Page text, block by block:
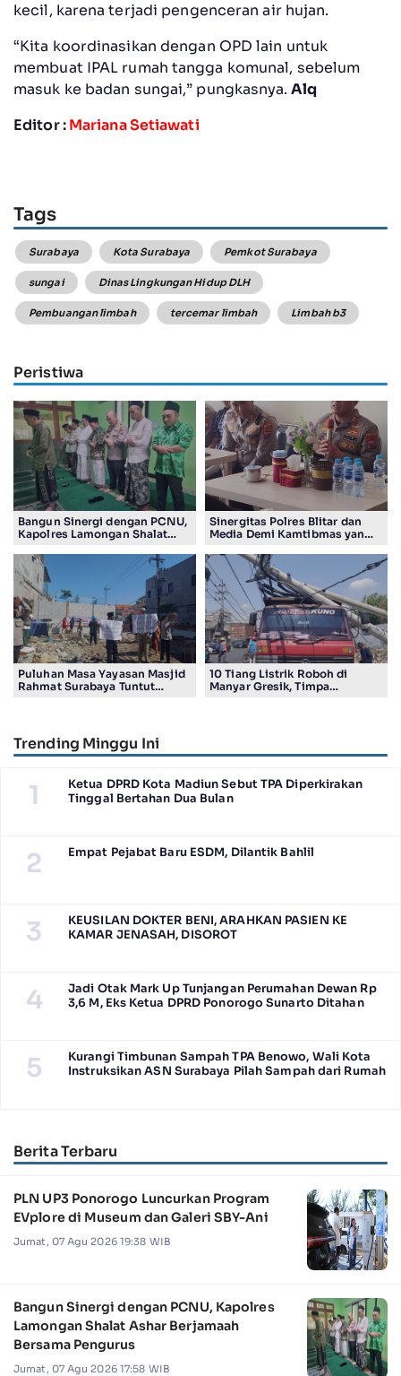
kecil, karena terjadi pengenceran air hujan.
“Kita koordinasikan dengan OPD lain untuk
membuat IPAL rumah tangga komunal, sebelum
masuk ke badan sungai,” pungkasnya. Alq
Editor :Mariana Setiawati
Tags
Surabaya Kota Surabaya Pemkot Surabaya
sungai Dinas Lingkungan Hidup DLH
Pembuangan limbah tercemar limbah Limbah b3
Peristiwa
Bangun Sinergi dengan PCNU,
Kapolres Lamongan Shalat
Pengurus
Sinergitas Polres Blitar dan
Media Demi Kamtibmas yang
Puluhan Masa Yayasan Masjid
Rahmat Surabaya Tuntut
10 Tiang Listrik Roboh di
Manyar Gresik, Timpa
Trending Minggu Ini
1
Ketua DPRD Kota Madiun Sebut TPA Diperkirakan
Tinggal Bertahan Dua Bulan
2 Empat Pejabat Baru ESDM, Dilantik Bahlil
3
KEUSILAN DOKTER BENI, ARAHKAN PASIEN KE
KAMAR JENASAH, DISOROT
4
Jadi Otak Mark Up Tunjangan Perumahan Dewan Rp
3,6 M, Eks Ketua DPRD Ponorogo Sunarto Ditahan
5
Kurangi Timbunan Sampah TPA Benowo, Wali Kota
Instruksikan ASN Surabaya Pilah Sampah dari Rumah
Berita Terbaru
PLN UP3 Ponorogo Luncurkan Program
EVplore di Museum dan Galeri SBY-Ani
Jumat, 07 Agu 2026 19:38 WIB
Bangun Sinergi dengan PCNU, Kapolres
Lamongan Shalat Ashar Berjamaah
Bersama Pengurus
Jumat, 07 Agu 2026 17:58 WIB